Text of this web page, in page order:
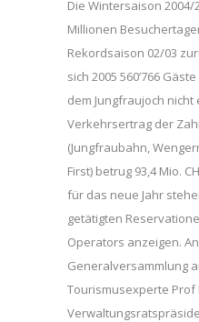
Die Wintersaison 2004/
Millionen
Rekordsaison 02/03
sich 2005 560’766
dem Jungfraujoch nicht
Verkehrsertrag der
(Jungfraubahn,
First) betrug 93,4 Mio.
für das neue Jahr
getätigten
Operators anzeigen.
Generalversammlung
Tourismusexperte Prof